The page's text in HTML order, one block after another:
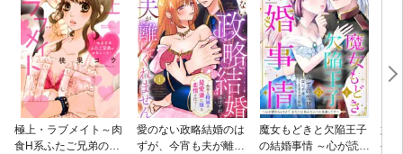
極上・ラブメイト～肉
食H系ふたご兄弟のお
愛のない政略結婚のは
ずが、今宵も夫が離し
魔女もどきと欠陥王子
の結婚事情 ～心が読め
婚
や